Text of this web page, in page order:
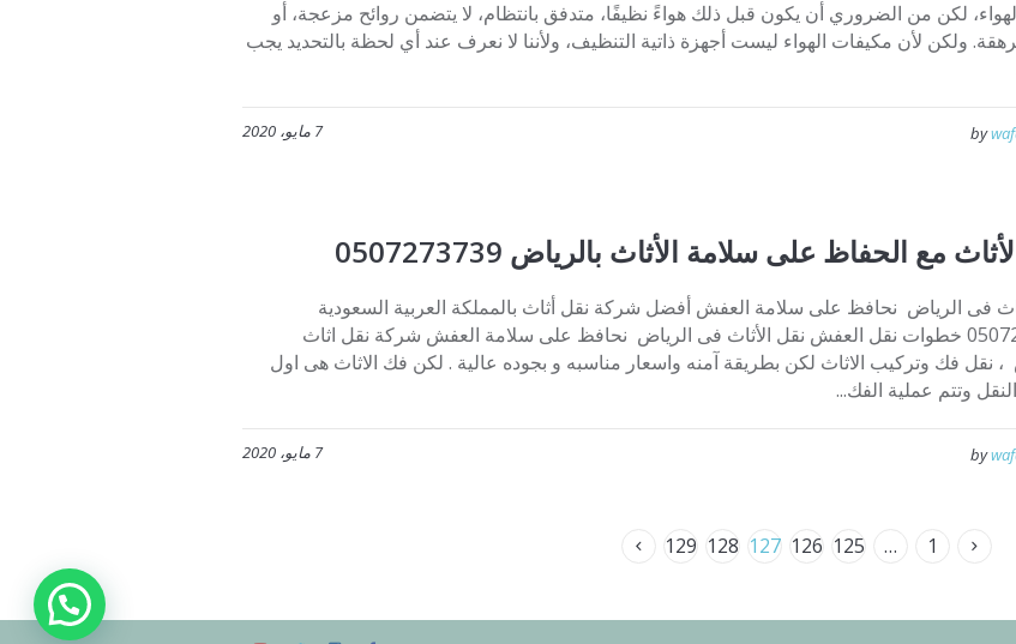
لكن من الضروري أن يكون قبل ذلك هواءً نظيفًا، متدفق بانتظام، لا يتضمن روائح مزعجة، أو
ولكن لأن مكيفات الهواء ليست أجهزة ذاتية التنظيف، ولأننا لا نعرف عند أي لحظة بالتحديد يجب
7 مايو، 2020 by
مع الحفاظ على سلامة الأثاث بالرياض 0507273739
فى الرياض نحافظ على سلامة العفش أفضل شركة نقل أثاث بالمملكة العربية السعودية
0507273739 خطوات نقل العفش نقل الأثاث فى الرياض نحافظ على سلامة العفش شركة نقل اثاث
، نقل فك وتركيب الاثاث لكن بطريقة آمنه واسعار مناسبه و بجوده عالية . لكن فك الاثاث هى اول
وتتم عملية الفك...
7 مايو، 2020 by
1
…
125
126
127
128
129